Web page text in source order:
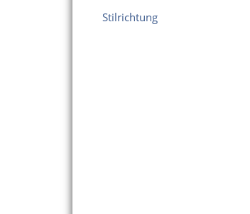
Stilrichtung